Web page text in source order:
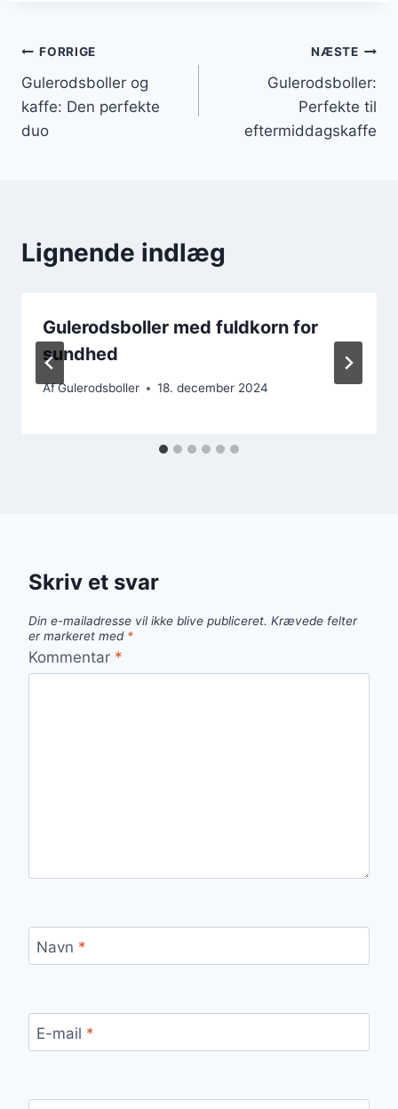
Indlægsnavigation
FORRIGE
Gulerodsboller og
kaffe: Den perfekte
duo
NÆSTE
Gulerodsboller:
Perfekte til
eftermiddagskaffe
Lignende indlæg
Gulerodsboller med fuldkorn for
sundhed
AfGulerodsboller 18. december 2024
Skriv et svar
Din e-mailadresse vil ikke blive publiceret. Krævede felter
er markeret med *
Kommentar *
Navn *
E-mail *